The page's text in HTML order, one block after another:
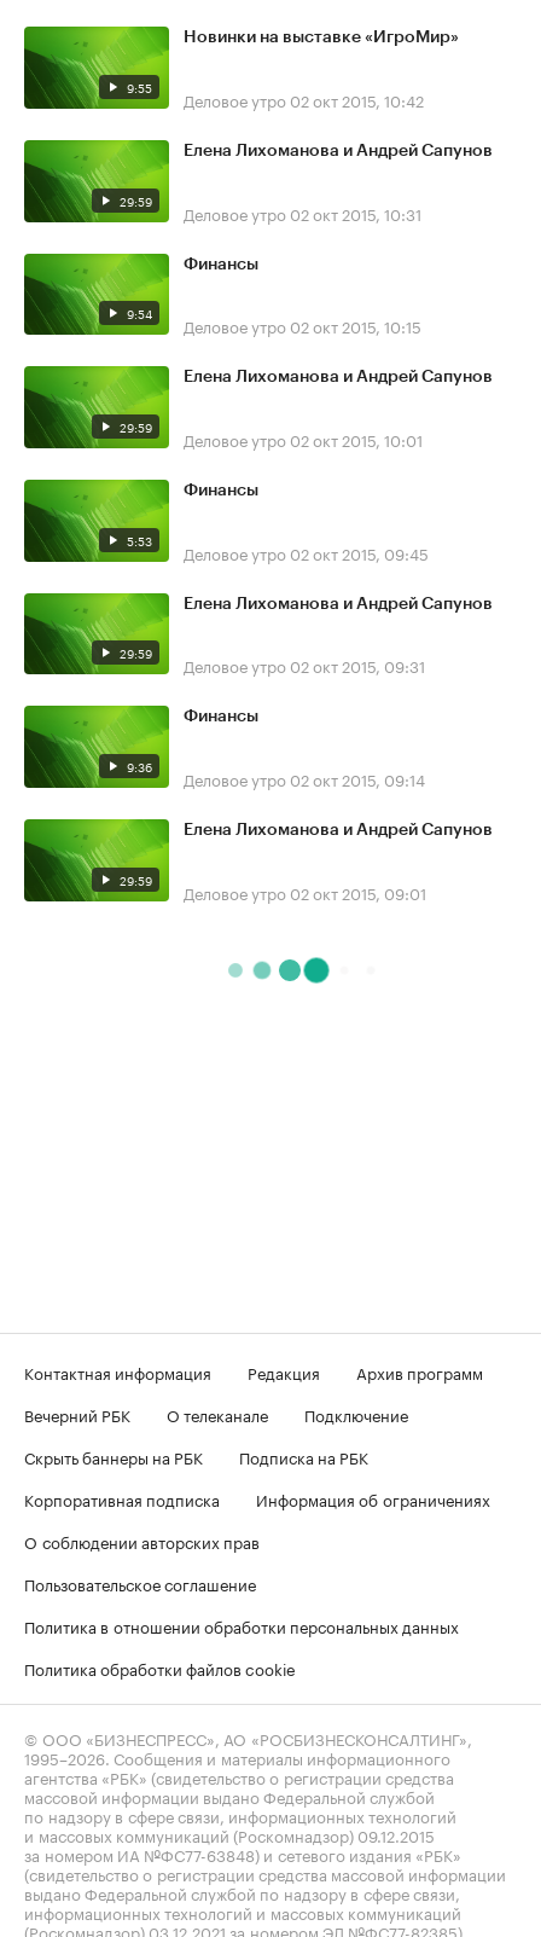
9:55
Новинки на выставке «ИгроМир»
Деловое утро 02 окт 2015, 10:42
29:59
Елена Лихоманова и Андрей Сапунов
Деловое утро 02 окт 2015, 10:31
9:54
Финансы
Деловое утро 02 окт 2015, 10:15
29:59
Елена Лихоманова и Андрей Сапунов
Деловое утро 02 окт 2015, 10:01
5:53
Финансы
Деловое утро 02 окт 2015, 09:45
29:59
Елена Лихоманова и Андрей Сапунов
Деловое утро 02 окт 2015, 09:31
9:36
Финансы
Деловое утро 02 окт 2015, 09:14
29:59
Елена Лихоманова и Андрей Сапунов
Деловое утро 02 окт 2015, 09:01
Контактная информация Редакция
Архив программ
Вечерний РБК
О телеканале
Подключение
Скрыть баннеры на РБК
Подписка на РБК
Корпоративная подписка
Информация об ограничениях
О соблюдении авторских прав
Пользовательское соглашение
Политика в отношении обработки персональных данных
Политика обработки файлов cookie
© ООО «БИЗНЕСПРЕСС», АО «РОСБИЗНЕСКОНСАЛТИНГ»,
1995–2026 . Сообщения и материалы информационного
агентства «РБК» (свидетельство о регистрации средства
массовой информации выдано Федеральной службой
по надзору в сфере связи, информационных технологий
и массовых коммуникаций (Роскомнадзор) 09.12.2015
за номером ИА №ФС77-63848) и сетевого издания «РБК»
(свидетельство о регистрации средства массовой информации
выдано Федеральной службой по надзору в сфере связи,
информационных технологий и массовых коммуникаций
(Роскомнадзор) 03.12.2021 за номером ЭЛ №ФС77-82385)